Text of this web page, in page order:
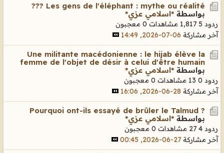
Les gens de l'éléphant : mythe ou réalité ???
بواسطة *اسلامي عزي*
ردود 5 1,817 مشاهدات
0 معجبون
آخر مشاركة 06-07-2026, 14:49
Une militante macédonienne : le hijab élève la
femme de l'objet de désir à celui d'être humain
بواسطة *اسلامي عزي*
ردود 0 13 مشاهدات
0 معجبون
آخر مشاركة 28-06-2026, 16:06
? Pourquoi ont-ils essayé de brûler le Talmud
بواسطة *اسلامي عزي*
ردود 4 27 مشاهدات
0 معجبون
آخر مشاركة 27-06-2026, 00:45